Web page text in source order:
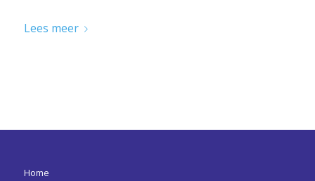
Lees meer
Home